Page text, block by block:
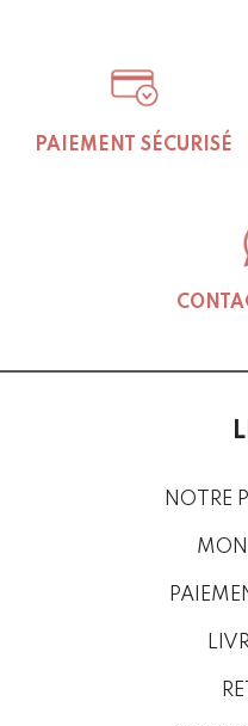
PAIEMENT SÉCURISÉ
NOTRE